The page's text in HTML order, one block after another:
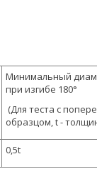
Минимальный
при изгибе 180°
(Для теста с
образцом, t -
0,5t